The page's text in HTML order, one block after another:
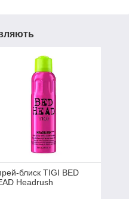
блиск TIGI BED
Headrush